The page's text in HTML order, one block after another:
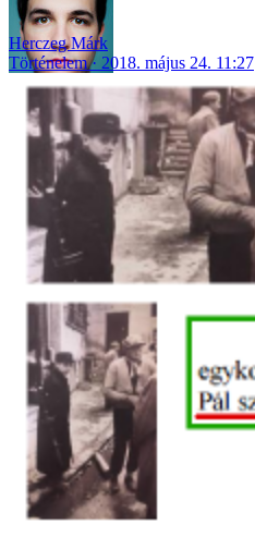
Herczeg Márk
Történelem
2018. május 24. 11:27